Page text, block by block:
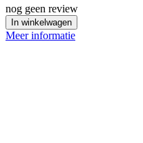
nog geen review
In winkelwagen
Meer informatie